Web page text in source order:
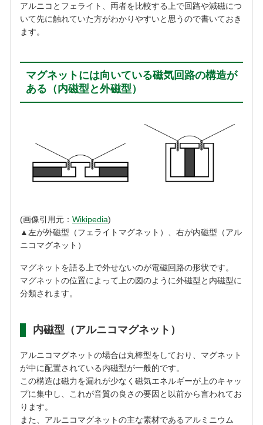
アルニコとフェライト、両者を比較する上で回路や減磁につ
いて先に触れていた方がわかりやすいと思うので書いておき
ます。
マグネットには向いている磁気回路の構造が
ある（内磁型と外磁型）
(画像引用元： Wikipedia)
▲左が外磁型（フェライトマグネット）、右が内磁型（アル
ニコマグネット）
マグネットを語る上で外せないのが電磁回路の形状です。
マグネットの位置によって上の図のように外磁型と内磁型に
分類されます。
内磁型（アルニコマグネット）
アルニコマグネットの場合は丸棒型をしており、マグネット
が中に配置されている内磁型が一般的です。
この構造は磁力を漏れが少なく磁気エネルギーが上のキャッ
プに集中し、これが音質の良さの要因と以前から言われてお
ります。
また、アルニコマグネットの主な素材であるアルミニウム